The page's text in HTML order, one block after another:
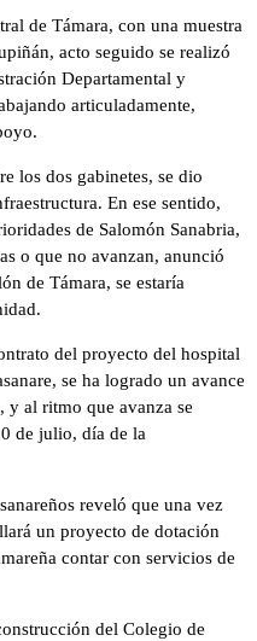
de Támara, con una muestra
acto seguido se realizó
Departamental y
articuladamente,
los dos gabinetes, se dio
En ese sentido,
de Salomón Sanabria,
o que no avanzan, anunció
de Támara, se estaría
del proyecto del hospital
se ha logrado un avance
y al ritmo que avanza se
de julio, día de la
reveló que una vez
un proyecto de dotación
contar con servicios de
del Colegio de